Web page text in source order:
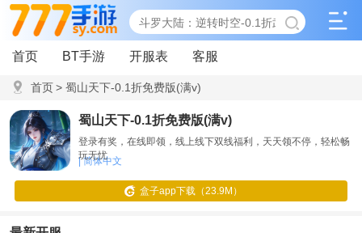
首页 BT手游 开服表 客服
首页> 蜀山天下-0.1折免费版(满v)
蜀山天下-0.1折免费版(满v)
登录有奖，在线即领，线上线下双线福利，天天领不停，轻松畅
玩无忧
| 简体中文
盒子app下载（23.9M）